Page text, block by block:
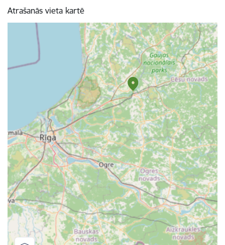
Atrašanās vieta kartē